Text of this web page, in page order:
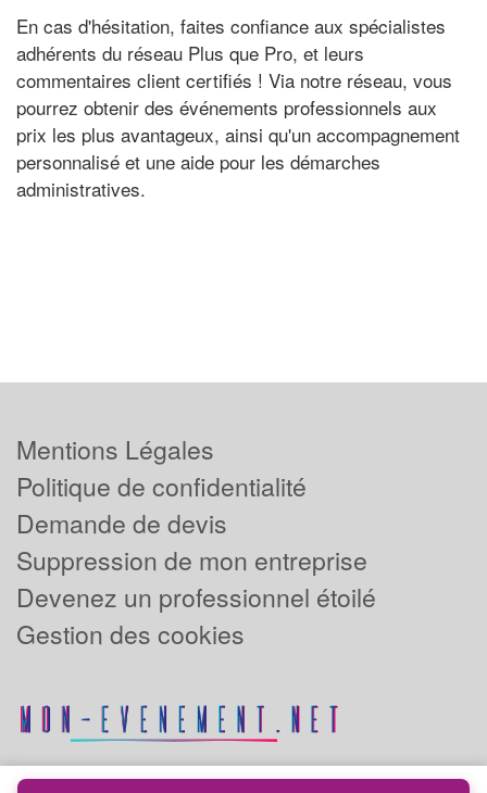
En cas d'hésitation, faites confiance aux spécialistes
adhérents du réseau Plus que Pro, et leurs
commentaires client certifiés ! Via notre réseau, vous
pourrez obtenir des événements professionnels aux
prix les plus avantageux, ainsi qu'un accompagnement
personnalisé et une aide pour les démarches
administratives.
Mentions Légales
Politique de confidentialité
Demande de devis
Suppression de mon entreprise
Devenez un professionnel étoilé
Gestion des cookies